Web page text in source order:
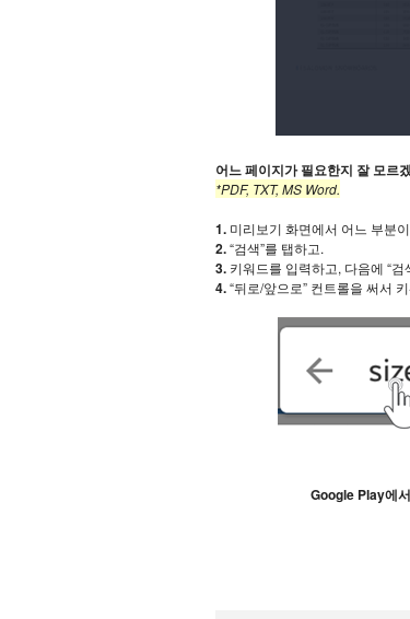
어느 페이지가 필요한지 잘 모르
*PDF, TXT, MS Word.
1. 미리보기 화면에서 어느 부분
2.“검색”를 탭하고.
3. 키워드를 입력하고, 다음에 “검
4.“뒤로/앞으로” 컨트롤을 써서
Google Play에